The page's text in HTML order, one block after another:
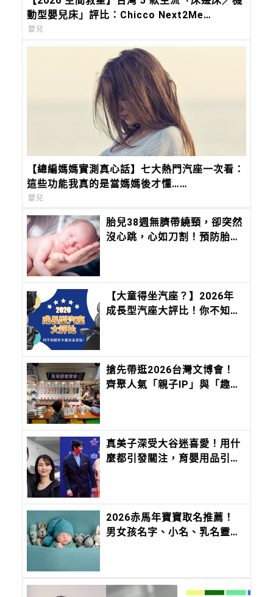
動型嬰兒床」評比：Chicco Next2Me
Forever，都會育兒的終極解方
嬰兒
【總編媽媽實測真心話】七大熱門汽座一次看：
這些功能我真的是當媽媽後才懂……
嬰兒
胎兒38週無臍帶繞頸，卻突然
沒心跳，心如刀割！預防胎死
【大童得坐汽座？】2026年
成長型汽座大評比！你不知道
搶先帶逛2026台灣文博會！
齊聚人氣「親子IP」與「趣味
真美子深受大谷迷喜愛！用什
麼都引發關注，育嬰用品引發
2026赤馬年寶寶取名推薦！
男女孩名字、小名、乳名靈感